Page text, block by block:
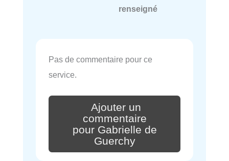
renseigné
Pas de commentaire pour ce
service.
Ajouter un
commentaire
pour Gabrielle de
Guerchy